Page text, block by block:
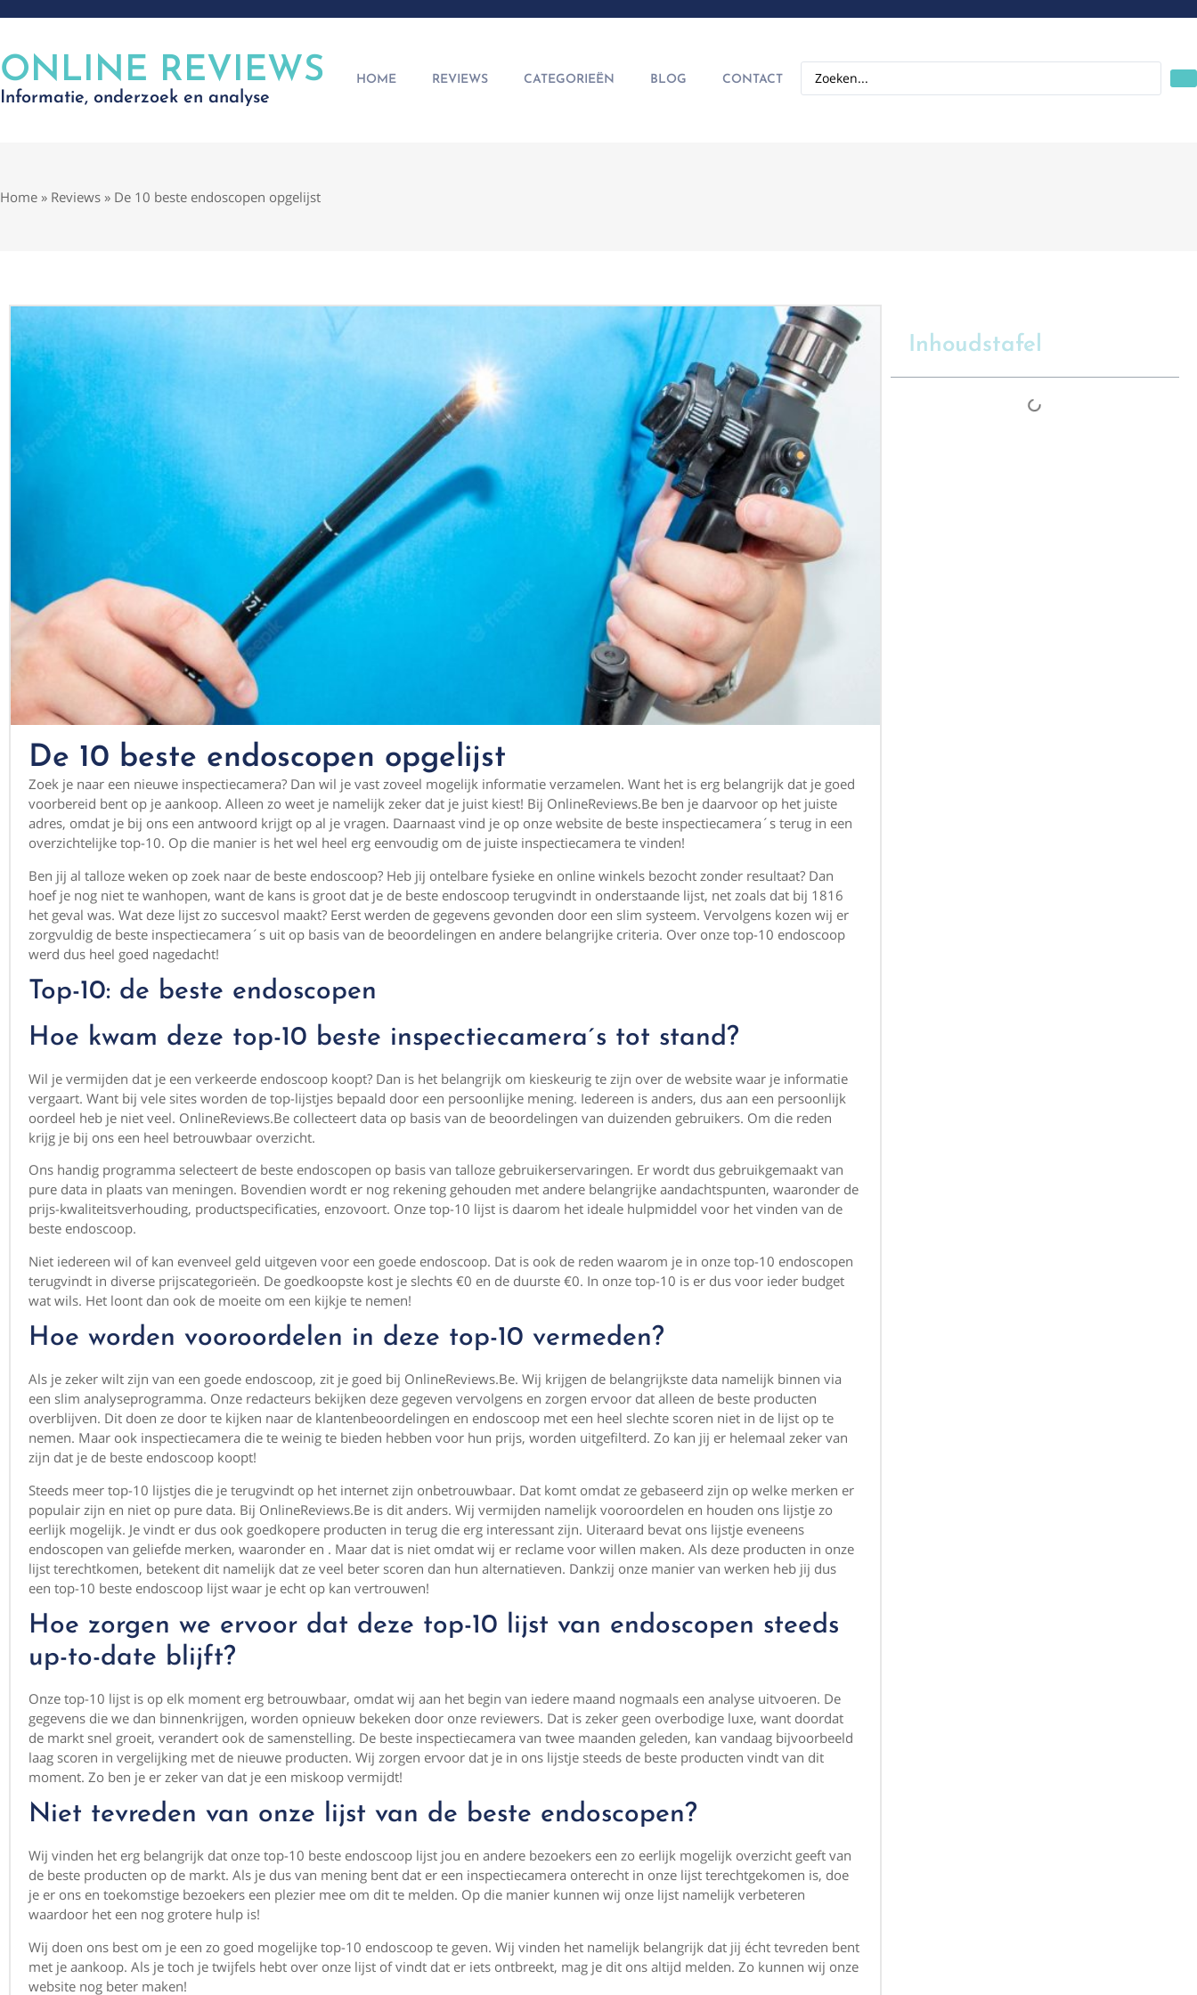
ONLINE REVIEWS
Informatie, onderzoek en analyse
HOME REVIEWS CATEGORIEËN BLOG CONTACT
Home » Reviews » De 10 beste endoscopen opgelijst
De 10 beste endoscopen opgelijst
Zoek je naar een nieuwe inspectiecamera? Dan wil je vast zoveel mogelijk informatie verzamelen. Want het is erg belangrijk dat je goed
voorbereid bent op je aankoop. Alleen zo weet je namelijk zeker dat je juist kiest! Bij OnlineReviews.Be ben je daarvoor op het juiste
adres, omdat je bij ons een antwoord krijgt op al je vragen. Daarnaast vind je op onze website de beste inspectiecamera´s terug in een
overzichtelijke top-10. Op die manier is het wel heel erg eenvoudig om de juiste inspectiecamera te vinden!
Ben jij al talloze weken op zoek naar de beste endoscoop? Heb jij ontelbare fysieke en online winkels bezocht zonder resultaat? Dan
hoef je nog niet te wanhopen, want de kans is groot dat je de beste endoscoop terugvindt in onderstaande lijst, net zoals dat bij 1816
het geval was. Wat deze lijst zo succesvol maakt? Eerst werden de gegevens gevonden door een slim systeem. Vervolgens kozen wij er
zorgvuldig de beste inspectiecamera´s uit op basis van de beoordelingen en andere belangrijke criteria. Over onze top-10 endoscoop
werd dus heel goed nagedacht!
Top-10: de beste endoscopen
Hoe kwam deze top-10 beste inspectiecamera´s tot stand?
Wil je vermijden dat je een verkeerde endoscoop koopt? Dan is het belangrijk om kieskeurig te zijn over de website waar je informatie
vergaart. Want bij vele sites worden de top-lijstjes bepaald door een persoonlijke mening. Iedereen is anders, dus aan een persoonlijk
oordeel heb je niet veel. OnlineReviews.Be collecteert data op basis van de beoordelingen van duizenden gebruikers. Om die reden
krijg je bij ons een heel betrouwbaar overzicht.
Ons handig programma selecteert de beste endoscopen op basis van talloze gebruikerservaringen. Er wordt dus gebruikgemaakt van
pure data in plaats van meningen. Bovendien wordt er nog rekening gehouden met andere belangrijke aandachtspunten, waaronder de
prijs-kwaliteitsverhouding, productspecificaties, enzovoort. Onze top-10 lijst is daarom het ideale hulpmiddel voor het vinden van de
beste endoscoop.
Niet iedereen wil of kan evenveel geld uitgeven voor een goede endoscoop. Dat is ook de reden waarom je in onze top-10 endoscopen
terugvindt in diverse prijscategorieën. De goedkoopste kost je slechts €0 en de duurste €0. In onze top-10 is er dus voor ieder budget
wat wils. Het loont dan ook de moeite om een kijkje te nemen!
Hoe worden vooroordelen in deze top-10 vermeden?
Als je zeker wilt zijn van een goede endoscoop, zit je goed bij OnlineReviews.Be. Wij krijgen de belangrijkste data namelijk binnen via
een slim analyseprogramma. Onze redacteurs bekijken deze gegeven vervolgens en zorgen ervoor dat alleen de beste producten
overblijven. Dit doen ze door te kijken naar de klantenbeoordelingen en endoscoop met een heel slechte scoren niet in de lijst op te
nemen. Maar ook inspectiecamera die te weinig te bieden hebben voor hun prijs, worden uitgefilterd. Zo kan jij er helemaal zeker van
zijn dat je de beste endoscoop koopt!
Steeds meer top-10 lijstjes die je terugvindt op het internet zijn onbetrouwbaar. Dat komt omdat ze gebaseerd zijn op welke merken er
populair zijn en niet op pure data. Bij OnlineReviews.Be is dit anders. Wij vermijden namelijk vooroordelen en houden ons lijstje zo
eerlijk mogelijk. Je vindt er dus ook goedkopere producten in terug die erg interessant zijn. Uiteraard bevat ons lijstje eveneens
endoscopen van geliefde merken, waaronder en . Maar dat is niet omdat wij er reclame voor willen maken. Als deze producten in onze
lijst terechtkomen, betekent dit namelijk dat ze veel beter scoren dan hun alternatieven. Dankzij onze manier van werken heb jij dus
een top-10 beste endoscoop lijst waar je echt op kan vertrouwen!
Hoe zorgen we ervoor dat deze top-10 lijst van endoscopen steeds
up-to-date blijft?
Onze top-10 lijst is op elk moment erg betrouwbaar, omdat wij aan het begin van iedere maand nogmaals een analyse uitvoeren. De
gegevens die we dan binnenkrijgen, worden opnieuw bekeken door onze reviewers. Dat is zeker geen overbodige luxe, want doordat
de markt snel groeit, verandert ook de samenstelling. De beste inspectiecamera van twee maanden geleden, kan vandaag bijvoorbeeld
laag scoren in vergelijking met de nieuwe producten. Wij zorgen ervoor dat je in ons lijstje steeds de beste producten vindt van dit
moment. Zo ben je er zeker van dat je een miskoop vermijdt!
Niet tevreden van onze lijst van de beste endoscopen?
Wij vinden het erg belangrijk dat onze top-10 beste endoscoop lijst jou en andere bezoekers een zo eerlijk mogelijk overzicht geeft van
de beste producten op de markt. Als je dus van mening bent dat er een inspectiecamera onterecht in onze lijst terechtgekomen is, doe
je er ons en toekomstige bezoekers een plezier mee om dit te melden. Op die manier kunnen wij onze lijst namelijk verbeteren
waardoor het een nog grotere hulp is!
Wij doen ons best om je een zo goed mogelijke top-10 endoscoop te geven. Wij vinden het namelijk belangrijk dat jij écht tevreden bent
met je aankoop. Als je toch je twijfels hebt over onze lijst of vindt dat er iets ontbreekt, mag je dit ons altijd melden. Zo kunnen wij onze
website nog beter maken!
Inhoudstafel